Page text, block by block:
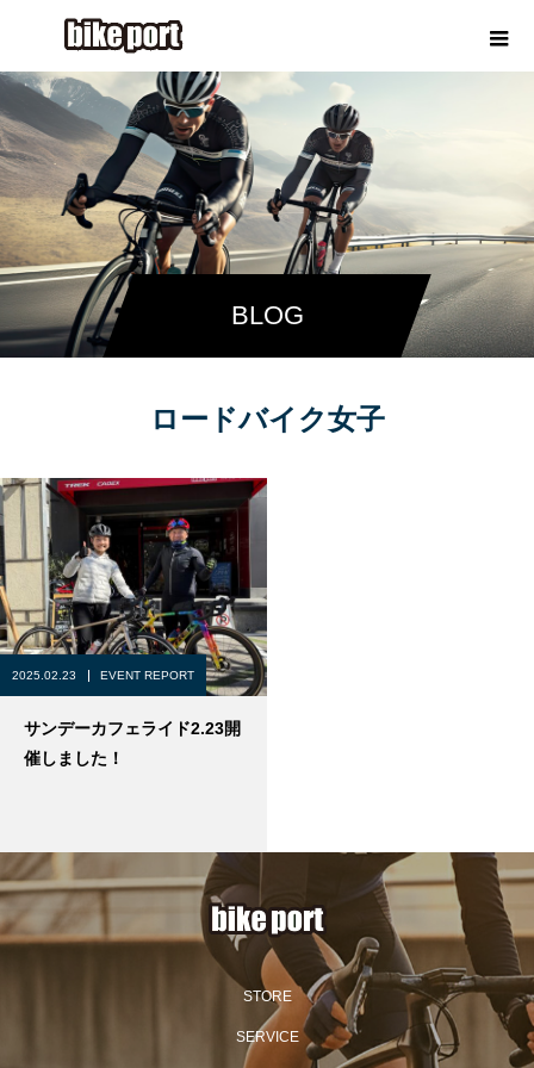
BLOG
ロードバイク女子
2025.02.23 EVENT REPORT
サンデーカフェライド2.23開
催しました！
STORE
SERVICE